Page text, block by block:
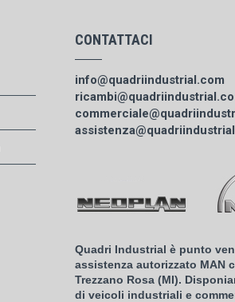
CONTATTACI
info@quadriindustrial.com
Quadri Industrial è punto
assistenza autorizzato MAN
Trezzano Rosa (MI).
di veicoli industriali e